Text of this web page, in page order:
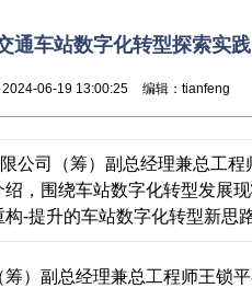
通车站数字化转型探索实践
06-19 13:00:25 编辑：tianfeng
公司（筹）副总经理兼总工程
，围绕车站数字化转型发展
-提升的车站数字化转型新思
副总经理兼总工程师王锁平